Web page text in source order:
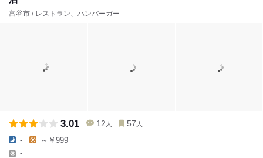
富谷市 / レストラン、ハンバーガー
3.01 12 人 57 人
- ～￥999
-